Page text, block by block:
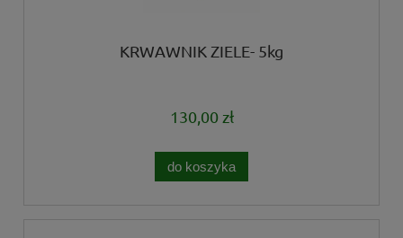
KRWAWNIK ZIELE- 5kg
130,00 zł
do koszyka